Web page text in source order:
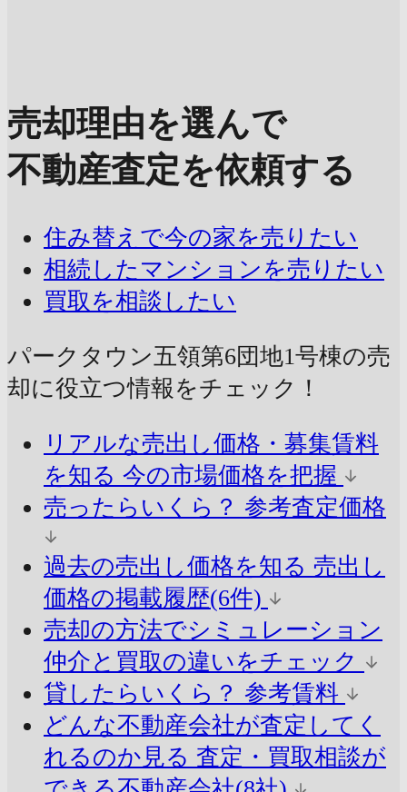
売却理由を選んで
不動産査定を依頼する
住み替えで今の家を売りたい
相続したマンションを売りたい
買取を相談したい
パークタウン五領第6団地1号棟の売
却に役立つ情報をチェック！
リアルな売出し価格・募集賃料
を知る 今の市場価格を把握
売ったらいくら？ 参考査定価格
過去の売出し価格を知る 売出し
価格の掲載履歴(6件)
売却の方法でシミュレーション
仲介と買取の違いをチェック
貸したらいくら？ 参考賃料
どんな不動産会社が査定してく
れるのか見る 査定・買取相談が